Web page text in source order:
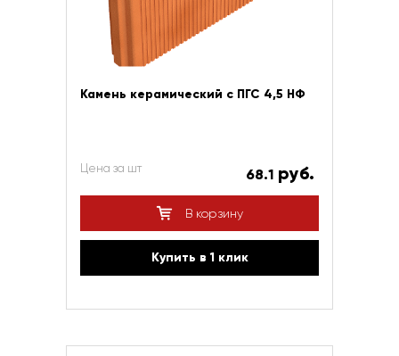
Камень керамический с ПГС 4,5 НФ
Цена за шт 68.1 руб.
В корзину
Купить в 1 клик